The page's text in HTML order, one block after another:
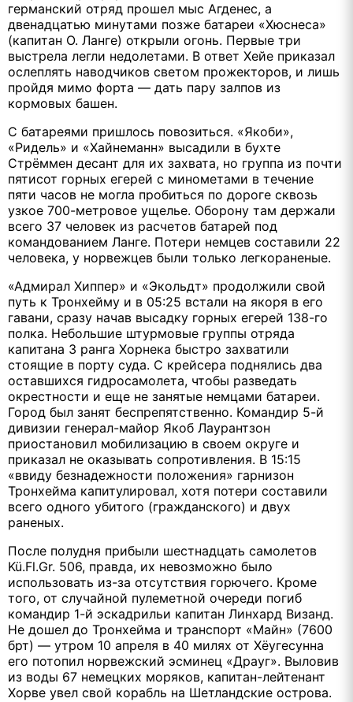
германский отряд прошел мыс Агденес, а
двенадцатью минутами позже батареи «Хюснеса»
(капитан О. Ланге) открыли огонь. Первые три
выстрела легли недолетами. В ответ Хейе приказал
ослеплять наводчиков светом прожекторов, и лишь
пройдя мимо форта — дать пару залпов из
кормовых башен.
С батареями пришлось повозиться. «Якоби»,
«Ридель» и «Хайнеманн» высадили в бухте
Стрёммен десант для их захвата, но группа из почти
пятисот горных егерей с минометами в течение
пяти часов не могла пробиться по дороге сквозь
узкое 700-метровое ущелье. Оборону там держали
всего 37 человек из расчетов батарей под
командованием Ланге. Потери немцев составили 22
человека, у норвежцев были только легкораненые.
«Адмирал Хиппер» и «Экольдт» продолжили свой
путь к Тронхейму и в 05:25 встали на якоря в его
гавани, сразу начав высадку горных егерей 138-го
полка. Небольшие штурмовые группы отряда
капитана 3 ранга Хорнека быстро захватили
стоящие в порту суда. С крейсера поднялись два
оставшихся гидросамолета, чтобы разведать
окрестности и еще не занятые немцами батареи.
Город был занят беспрепятственно. Командир 5-й
дивизии генерал-майор Якоб Лаурантзон
приостановил мобилизацию в своем округе и
приказал не оказывать сопротивления. В 15:15
«ввиду безнадежности положения» гарнизон
Тронхейма капитулировал, хотя потери составили
всего одного убитого (гражданского) и двух
раненых.
После полудня прибыли шестнадцать самолетов
Kü.Fl.Gr. 506, правда, их невозможно было
использовать из-за отсутствия горючего. Кроме
того, от случайной пулеметной очереди погиб
командир 1-й эскадрильи капитан Линхард Визанд.
Не дошел до Тронхейма и транспорт «Майн» (7600
брт) — утром 10 апреля в 40 милях от Хёугесунна
его потопил норвежский эсминец «Драуг». Выловив
из воды 67 немецких моряков, капитан-лейтенант
Хорве увел свой корабль на Шетландские острова.